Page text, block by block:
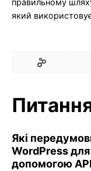
правильному
який
Які
WordPress для
допомогою